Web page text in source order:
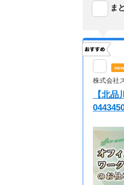
ま
new
株式会社
【北